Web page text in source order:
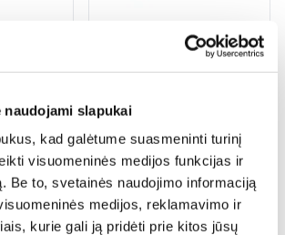
naudojami slapukai
kad galėtume suasmeninti turinį
visuomeninės medijos funkcijas ir
Be to, svetainės naudojimo informaciją
medijos, reklamavimo ir
kurie gali ją pridėti prie kitos jūsų
MINI POPIERINIS ŠLIFAVIMO